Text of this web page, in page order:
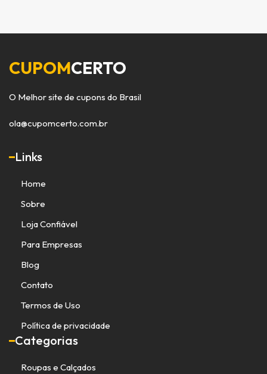
CUPOMCERTO
O Melhor site de cupons do Brasil
ola@cupomcerto.com.br
Links
Home
Sobre
Loja Confiável
Para Empresas
Blog
Contato
Termos de Uso
Política de privacidade
Categorias
Roupas e Calçados